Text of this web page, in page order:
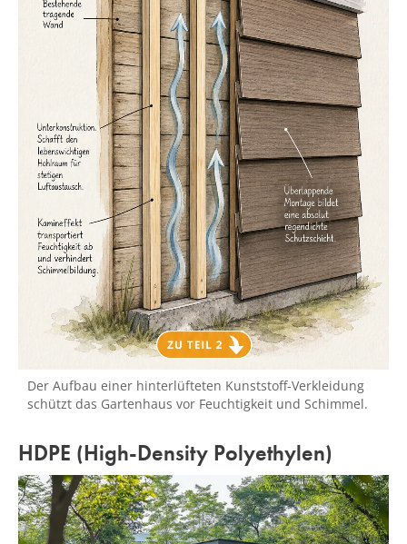
Der Aufbau einer hinterlüfteten Kunststoff-Verkleidung
schützt das Gartenhaus vor Feuchtigkeit und Schimmel.
HDPE (High-Density Polyethylen)